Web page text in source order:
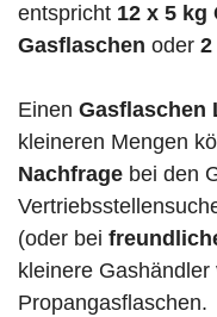
entspricht 12 x 5 kg
Gasflaschen oder 2
Einen Gasflaschen
kleineren Mengen
Nachfrage bei den
(oder bei
kleinere
Propangasflaschen.